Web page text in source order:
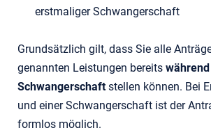
erstmaliger Schwangerschaft
Grundsätzlich gilt, dass Sie alle
genannten Leistungen bereits
Schwangerschaftstellen können. Bei
und einer Schwangerschaft ist der
formlos möglich.